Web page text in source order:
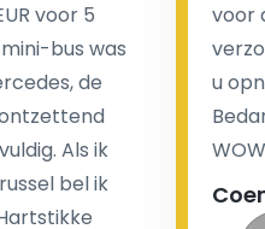
of extra kosten voor
heeft.
informatie over uw
bevat alle
en de prijs die u
voor 5
bus was
de
Als ik
bel ik
voor
u